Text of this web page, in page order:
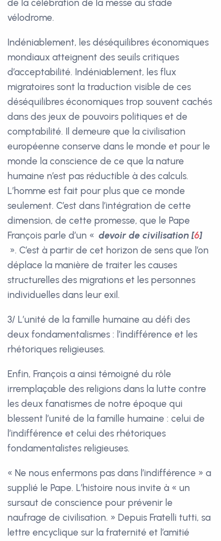
de la célébration de la messe au stade
vélodrome.
Indéniablement, les déséquilibres économiques
mondiaux atteignent des seuils critiques
d’acceptabilité. Indéniablement, les flux
migratoires sont la traduction visible de ces
déséquilibres économiques trop souvent cachés
dans des jeux de pouvoirs politiques et de
comptabilité. Il demeure que la civilisation
européenne conserve dans le monde et pour le
monde la conscience de ce que la nature
humaine n’est pas réductible à des calculs.
L’homme est fait pour plus que ce monde
seulement. C’est dans l’intégration de cette
dimension, de cette promesse, que le Pape
François parle d’un « devoir de civilisation [6]
». C’est à partir de cet horizon de sens que l’on
déplace la manière de traiter les causes
structurelles des migrations et les personnes
individuelles dans leur exil.
3/ L’unité de la famille humaine au défi des
deux fondamentalismes : l’indifférence et les
rhétoriques religieuses.
Enfin, François a ainsi témoigné du rôle
irremplaçable des religions dans la lutte contre
les deux fanatismes de notre époque qui
blessent l’unité de la famille humaine : celui de
l’indifférence et celui des rhétoriques
fondamentalistes religieuses.
« Ne nous enfermons pas dans l’indifférence » a
supplié le Pape. L’histoire nous invite à « un
sursaut de conscience pour prévenir le
naufrage de civilisation. » Depuis Fratelli tutti, sa
lettre encyclique sur la fraternité et l’amitié